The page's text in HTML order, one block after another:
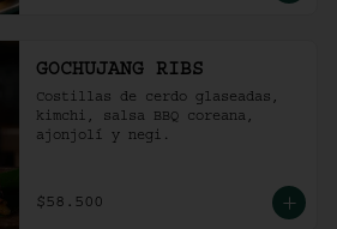
GOCHUJANG RIBS
Costillas de cerdo glaseadas,
kimchi, salsa BBQ coreana,
ajonjolí y negi.
$58.500